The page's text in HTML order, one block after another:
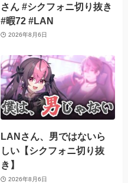
さん #シクフォニ切り抜き
#暇72 #LAN
2026年8月6日
LANさん、男ではないら
しい【シクフォニ切り抜
き】
2026年8月6日